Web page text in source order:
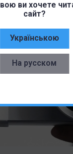
ви хочете
сайт?
Українською
На русском
Bluetooth